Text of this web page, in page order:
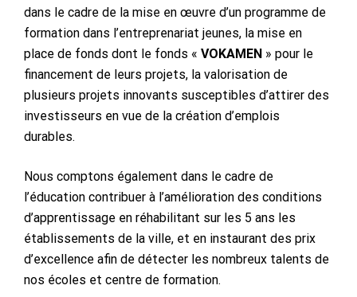
dans le cadre de la mise en œuvre d’un programme de
formation dans l’entreprenariat jeunes, la mise en
place de fonds dont le fonds « VOKAMEN » pour le
financement de leurs projets, la valorisation de
plusieurs projets innovants susceptibles d’attirer des
investisseurs en vue de la création d’emplois
durables.
Nous comptons également dans le cadre de
l’éducation contribuer à l’amélioration des conditions
d’apprentissage en réhabilitant sur les 5 ans les
établissements de la ville, et en instaurant des prix
d’excellence afin de détecter les nombreux talents de
nos écoles et centre de formation.